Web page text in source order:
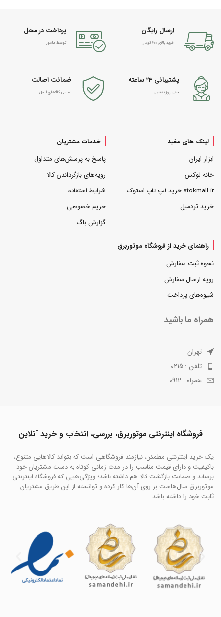
ارسال رایگان
خرید بالای 600 تومان
پرداخت در محل
توسط مامور
پشتیبانی 24 ساعته
حتی روز تعطیل
ضمانت اصالت
تمامی کالاهای اصل
لینک های مفید
ابزار ایران
خانه لوکس
stokmall.ir خرید لپ تاپ استوک
خرید تردمیل
خدمات مشتریان
پاسخ به پرسش‌های متداول
رویه‌های بازگرداندن کالا
شرایط استفاده
حریم خصوصی
گزارش باگ
راهنمای خرید از فروشگاه موتوربرق
نحوه ثبت سفارش
رویه ارسال سفارش
شیوه‌های پرداخت
همراه ما باشید
تهران
تلفن : 0215
همراه : 0912
فروشگاه اینترنتی موتوربرق، بررسی، انتخاب و خرید آنلاین
یک خرید اینترنتی مطمئن، نیازمند فروشگاهی است که بتواند کالاهایی متنوع،
باکیفیت و دارای قیمت مناسب را در مدت زمانی کوتاه به دست مشتریان خود
برساند و ضمانت بازگشت کالا هم داشته باشد؛ ویژگی‌هایی که فروشگاه اینترنتی
موتوربرق سال‌هاست بر روی آن‌ها کار کرده و توانسته از این طریق مشتریان
ثابت خود را داشته باشد.